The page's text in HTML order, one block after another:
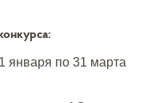
января по 31 марта